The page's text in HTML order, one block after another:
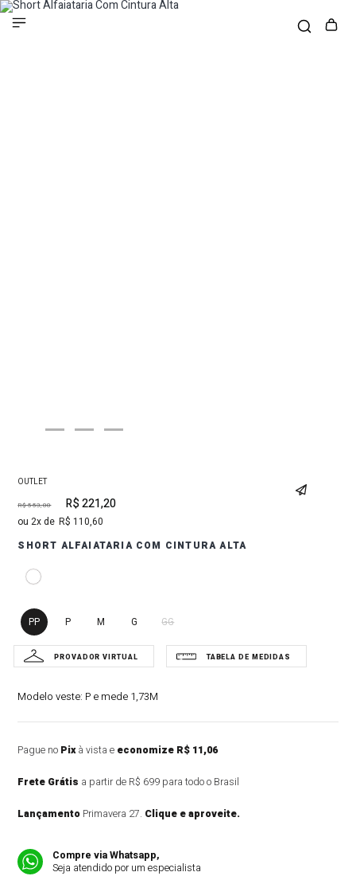
OUTLET
R$ 553,00 R$ 221,20
2 R$ 110,60
SHORT ALFAIATARIA COM CINTURA ALTA
PP P M G GG
Modelo veste: P e mede 1,73M
Pague no Pixà vista e economize R$ 11,06
Frete Grátis a partir de R$ 699 para todo o Brasil
Lançamento Primavera 27. Clique e aproveite.
Compre via Whatsapp,
Seja atendido por um especialista